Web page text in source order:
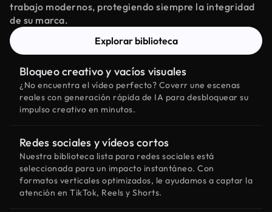
trabajo modernos, protegiendo siempre la integridad
de su marca.
Explorar biblioteca
Bloqueo creativo y vacíos visuales
¿No encuentra el vídeo perfecto? Coverr une escenas
reales con generación rápida de IA para desbloquear su
impulso creativo en minutos.
Redes sociales y vídeos cortos
Nuestra biblioteca lista para redes sociales está
seleccionada para un impacto instantáneo. Con
formatos verticales optimizados, le ayudamos a captar la
atención en TikTok, Reels y Shorts.